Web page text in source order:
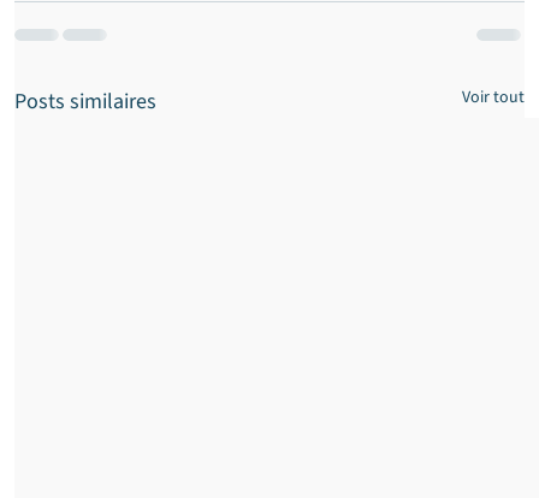
Posts similaires Voir tout